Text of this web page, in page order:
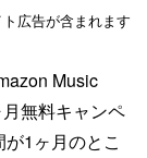
広告が含まれます
Music
無料キャンペ
1ヶ月のとこ